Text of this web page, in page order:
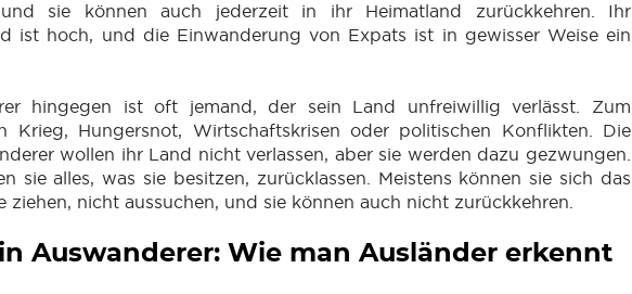
sie können auch jederzeit in ihr Heimatland zurückkehren. Ihr
ist hoch, und die Einwanderung von Expats ist in gewisser Weise ein
hingegen ist oft jemand, der sein Land unfreiwillig verlässt. Zum
Krieg, Hungersnot, Wirtschaftskrisen oder politischen Konflikten. Die
wollen ihr Land nicht verlassen, aber sie werden dazu gezwungen.
sie alles, was sie besitzen, zurücklassen. Meistens können sie sich das
ziehen, nicht aussuchen, und sie können auch nicht zurückkehren.
Auswanderer: Wie man Ausländer erkennt